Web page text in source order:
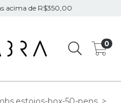
acima de R$350,00
0